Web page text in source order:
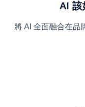
AI 該
將 AI 全面融合在品